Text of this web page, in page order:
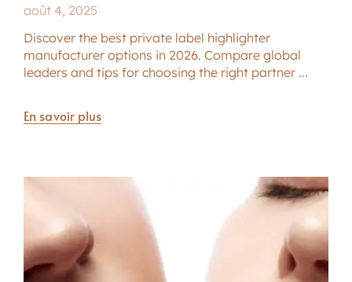
août 4, 2025
Discover the best private label highlighter
manufacturer options in 2026. Compare global
leaders and tips for choosing the right partner ...
En savoir plus